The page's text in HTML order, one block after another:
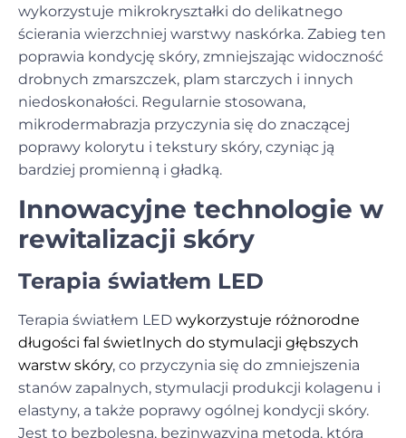
wykorzystuje mikrokryształki do delikatnego
ścierania wierzchniej warstwy naskórka. Zabieg ten
poprawia kondycję skóry, zmniejszając widoczność
drobnych zmarszczek, plam starczych i innych
niedoskonałości. Regularnie stosowana,
mikrodermabrazja przyczynia się do znaczącej
poprawy kolorytu i tekstury skóry, czyniąc ją
bardziej promienną i gładką.
Innowacyjne technologie w
rewitalizacji skóry
Terapia światłem LED
Terapia światłem LED wykorzystuje różnorodne
długości fal świetlnych do stymulacji głębszych
warstw skóry, co przyczynia się do zmniejszenia
stanów zapalnych, stymulacji produkcji kolagenu i
elastyny, a także poprawy ogólnej kondycji skóry.
Jest to bezbolesna, bezinwazyjna metoda, która